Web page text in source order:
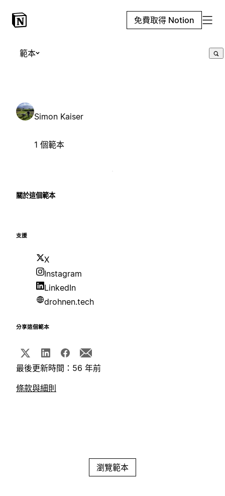
免費取得 Notion
範本
Simon Kaiser
1 個範本
關於這個範本
支援
X
Instagram
LinkedIn
drohnen.tech
分享這個範本
最後更新時間：56 年前
條款與細則
瀏覽範本